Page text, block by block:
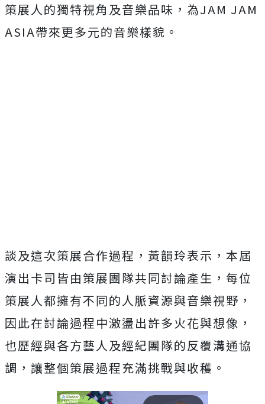
策展人的獨特視角及音樂品味，為JAM JAM
ASIA帶來更多元的音樂樣貌。
談及這次策展合作過程，黃韻玲表示，本屆
演出卡司皆由策展團隊共同討論產生，每位
策展人都擁有不同的人脈資源與音樂視野，
因此在討論過程中激盪出許多火花與想像，
也歷經與各方藝人及經紀團隊的反覆溝通協
調，讓整個策展過程充滿挑戰與收穫。